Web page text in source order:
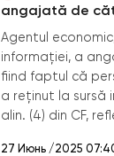
angajată de
Agentul
informației, a
fiind faptul că
a reținut la sursă
alin. (4) din CF,
27 Июнь /2025